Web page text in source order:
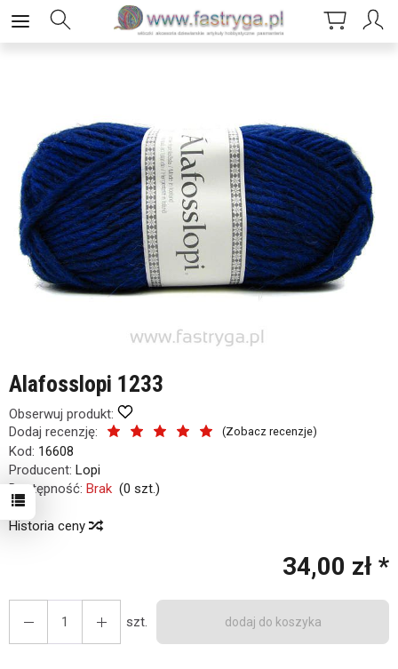
Alafosslopi 1233
Obserwuj produkt:
Dodaj recenzję:
(Zobacz recenzje)
Kod: 16608
Producent: Lopi
Dostępność: Brak (0 szt.)
Historia ceny
34,00 zł *
szt. dodaj do koszyka